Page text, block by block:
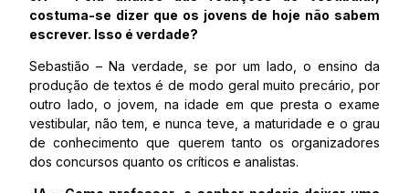
costuma-se dizer que os jovens de hoje não sabem
escrever. Isso é verdade?
Sebastião – Na verdade, se por um lado, o ensino da
produção de textos é de modo geral muito precário, por
outro lado, o jovem, na idade em que presta o exame
vestibular, não tem, e nunca teve, a maturidade e o grau
de conhecimento que querem tanto os organizadores
dos concursos quanto os críticos e analistas.